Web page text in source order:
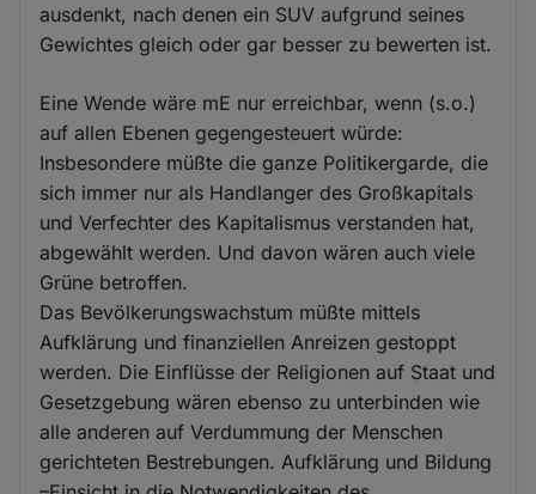
ausdenkt, nach denen ein SUV aufgrund seines
Gewichtes gleich oder gar besser zu bewerten ist.
Eine Wende wäre mE nur erreichbar, wenn (s.o.)
auf allen Ebenen gegengesteuert würde:
Insbesondere müßte die ganze Politikergarde, die
sich immer nur als Handlanger des Großkapitals
und Verfechter des Kapitalismus verstanden hat,
abgewählt werden. Und davon wären auch viele
Grüne betroffen.
Das Bevölkerungswachstum müßte mittels
Aufklärung und finanziellen Anreizen gestoppt
werden. Die Einflüsse der Religionen auf Staat und
Gesetzgebung wären ebenso zu unterbinden wie
alle anderen auf Verdummung der Menschen
gerichteten Bestrebungen. Aufklärung und Bildung